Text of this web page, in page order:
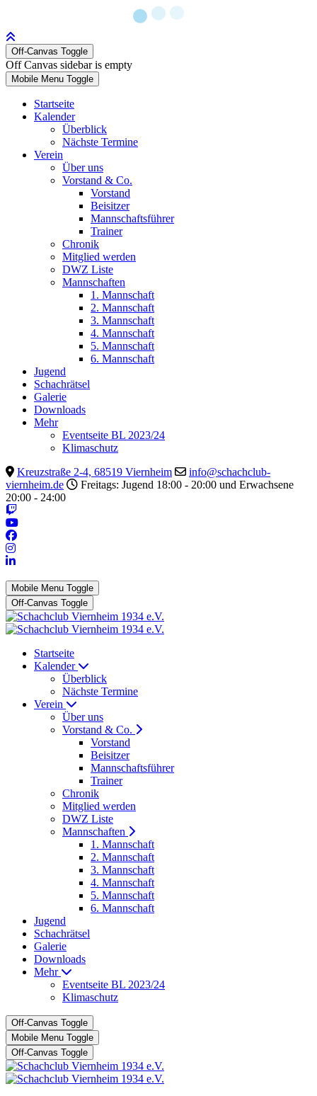
Off-Canvas Toggle
Off Canvas sidebar is empty
Mobile Menu Toggle
Startseite
Kalender
Überblick
Nächste Termine
Verein
Über uns
Vorstand & Co.
Vorstand
Beisitzer
Mannschaftsführer
Trainer
Chronik
Mitglied werden
DWZ Liste
Mannschaften
1. Mannschaft
2. Mannschaft
3. Mannschaft
4. Mannschaft
5. Mannschaft
6. Mannschaft
Jugend
Schachrätsel
Galerie
Downloads
Mehr
Eventseite BL 2023/24
Klimaschutz
Kreuzstraße 2-4, 68519 Viernheim
info@schachclub-
viernheim.de
Freitags: Jugend 18:00 - 20:00 und Erwachsene
20:00 - 24:00
Mobile Menu Toggle
Off-Canvas Toggle
Startseite
Kalender
Überblick
Nächste Termine
Verein
Über uns
Vorstand & Co.
Vorstand
Beisitzer
Mannschaftsführer
Trainer
Chronik
Mitglied werden
DWZ Liste
Mannschaften
1. Mannschaft
2. Mannschaft
3. Mannschaft
4. Mannschaft
5. Mannschaft
6. Mannschaft
Jugend
Schachrätsel
Galerie
Downloads
Mehr
Eventseite BL 2023/24
Klimaschutz
Off-Canvas Toggle
Mobile Menu Toggle
Off-Canvas Toggle